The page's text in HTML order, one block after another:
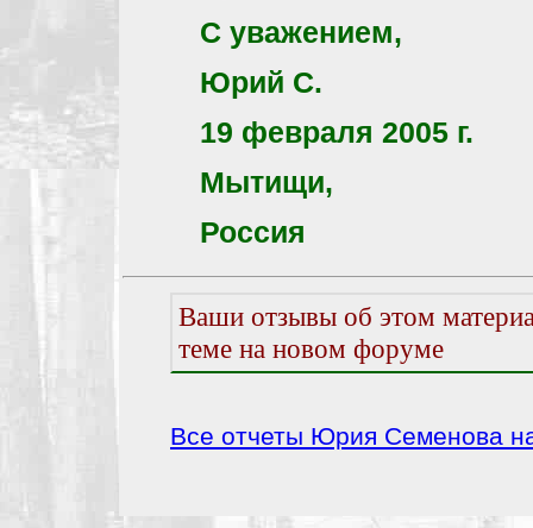
С уважением,
Юрий С.
19 февраля 2005 г.
Мытищи,
Россия
Ваши отзывы об этом
теме на новом форуме
Все отчеты Юрия Семенова